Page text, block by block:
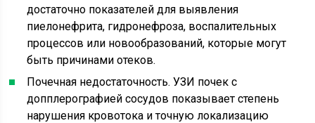
достаточно показателей для выявления
пиелонефрита, гидронефроза, воспалительных
процессов или новообразований, которые могут
быть причинами отеков.
Почечная недостаточность. УЗИ почек с
допплерографией сосудов показывает степень
нарушения кровотока и точную локализацию